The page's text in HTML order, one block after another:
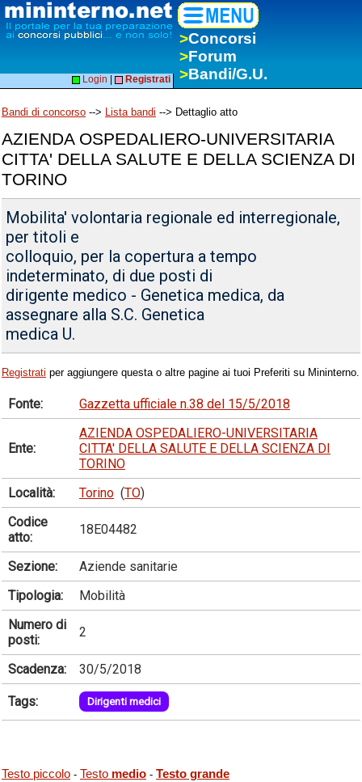
>Concorsi
>Forum
>Bandi/G.U.
Login Registrati
Bandi di concorso --> Lista bandi --> Dettaglio atto
AZIENDA OSPEDALIERO-UNIVERSITARIA
CITTA' DELLA SALUTE E DELLA SCIENZA DI
TORINO
Mobilita' volontaria regionale ed interregionale,
per titoli e
colloquio, per la copertura a tempo
indeterminato, di due posti di
dirigente medico - Genetica medica, da
assegnare alla S.C. Genetica
medica U.
Registrati per aggiungere questa o altre pagine ai tuoi Preferiti su Mininterno.
Fonte: Gazzetta ufficiale n.38 del 15/5/2018
Ente:
AZIENDA OSPEDALIERO-UNIVERSITARIA
CITTA' DELLA SALUTE E DELLA SCIENZA DI
TORINO
Località:
Torino (TO)
Codice
atto:
18E04482
Sezione:
Aziende sanitarie
Tipologia:
Mobilità
Numero di
posti:
2
Scadenza: 30/5/2018
Tags: Dirigenti medici
Testo piccolo - Testo medio - Testo grande